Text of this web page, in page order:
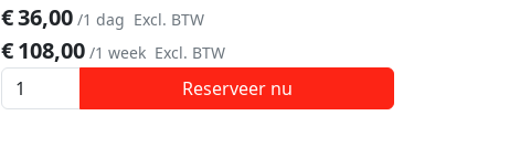
€36,00 /1 dag Excl. BTW
€108,00 /1 week Excl. BTW
Reserveer nu